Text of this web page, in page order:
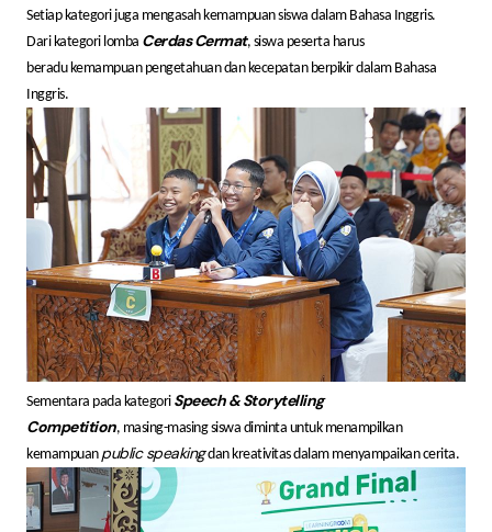
Setiap kategori juga mengasah kemampuan siswa dalam Bahasa Inggris.
Dari kategori lomba Cerdas Cermat, siswa peserta harus
beradu kemampuan pengetahuan dan kecepatan berpikir dalam Bahasa
Inggris.
Sementara pada kategori Speech & Storytelling
Competition, masing-masing siswa diminta untuk menampilkan
kemampuan public speakingdan kreativitas dalam menyampaikan cerita.